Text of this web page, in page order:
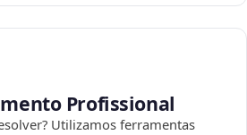
Profissional
Utilizamos ferramentas